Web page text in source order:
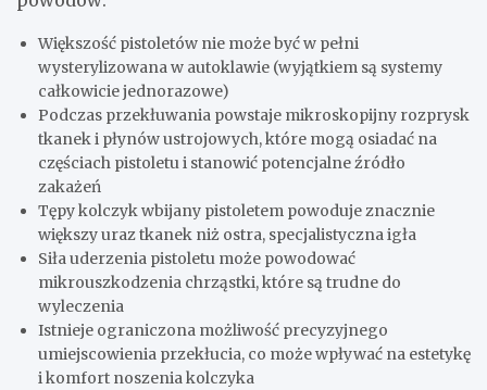
Większość pistoletów nie może być w pełni
wysterylizowana w autoklawie (wyjątkiem są systemy
całkowicie jednorazowe)
Podczas przekłuwania powstaje mikroskopijny rozprysk
tkanek i płynów ustrojowych, które mogą osiadać na
częściach pistoletu i stanowić potencjalne źródło
zakażeń
Tępy kolczyk wbijany pistoletem powoduje znacznie
większy uraz tkanek niż ostra, specjalistyczna igła
Siła uderzenia pistoletu może powodować
mikrouszkodzenia chrząstki, które są trudne do
wyleczenia
Istnieje ograniczona możliwość precyzyjnego
umiejscowienia przekłucia, co może wpływać na estetykę
i komfort noszenia kolczyka